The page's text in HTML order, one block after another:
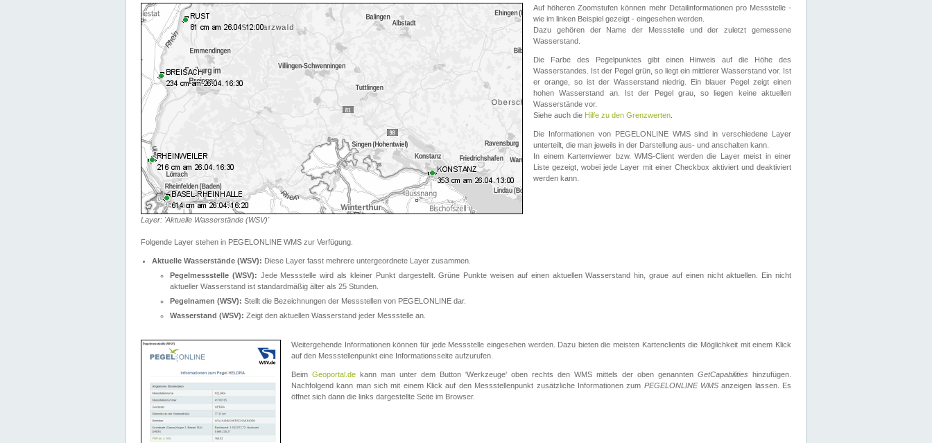
Layer: 'Aktuelle Wasserstände (WSV)'
Auf höheren Zoomstufen können mehr Detailinformationen pro Messstelle -
wie im linken Beispiel gezeigt - eingesehen werden.
Dazu gehören der Name der Messstelle und der zuletzt gemessene
Wasserstand.
Die Farbe des Pegelpunktes gibt einen Hinweis auf die Höhe des
Wasserstandes. Ist der Pegel grün, so liegt ein mittlerer Wasserstand vor. Ist
er orange, so ist der Wasserstand niedrig. Ein blauer Pegel zeigt einen
hohen Wasserstand an. Ist der Pegel grau, so liegen keine aktuellen
Wasserstände vor.
Siehe auch die Hilfe zu den Grenzwerten
Die Informationen von PEGELONLINE WMS sind in verschiedene Layer
unterteilt, die man jeweils in der Darstellung aus- und anschalten kann.
In einem Kartenviewer bzw. WMS-Client werden die Layer meist in einer
Liste gezeigt, wobei jede Layer mit einer Checkbox aktiviert und deaktiviert
werden kann.
Folgende Layer stehen in PEGELONLINE WMS zur Verfügung.
Aktuelle Wasserstände (WSV): Diese Layer fasst mehrere untergeordnete Layer zusammen.
Pegelmessstelle (WSV): Jede Messstelle wird als kleiner Punkt dargestellt. Grüne Punkte weisen auf einen aktuellen Wasserstand hin, graue auf einen nicht aktuellen. Ein nicht
aktueller Wasserstand ist standardmäßig älter als 25 Stunden.
Pegelnamen (WSV): Stellt die Bezeichnungen der Messstellen von PEGELONLINE dar.
Wasserstand (WSV): Zeigt den aktuellen Wasserstand jeder Messstelle an.
Weitergehende Informationen können für jede Messstelle eingesehen werden. Dazu bieten die meisten Kartenclients die Möglichkeit mit einem Klick
auf den Messstellenpunkt eine Informationsseite aufzurufen.
Beim Geoportal.de kann man unter dem Button 'Werkzeuge' oben rechts den WMS mittels der oben genannten GetCapabilities hinzufügen.
Nachfolgend kann man sich mit einem Klick auf den Messstellenpunkt zusätzliche Informationen zum PEGELONLINE WMSanzeigen lassen. Es
öffnet sich dann die links dargestellte Seite im Browser.